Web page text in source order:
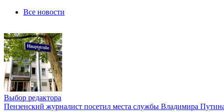
Все новости
Выбор редактора
Пензенский журналист посетил места службы Владимира